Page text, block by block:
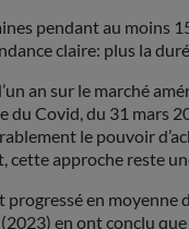
pendant au moins
claire: plus la
an sur le marché
du Covid, du 31 mars
le pouvoir
approche reste
en
en ont conclu